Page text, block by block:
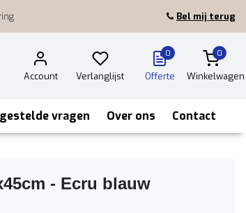
Bel mij terug
Account
Verlanglijst
0
Offerte
0
Winkelwagen
vragen Over ons Contact
- Ecru blauw